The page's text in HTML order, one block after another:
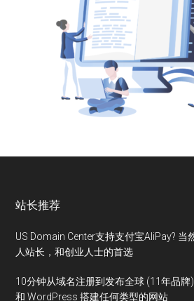
站长推荐
US Domain Center支持支付宝AliPay? 当
人站长，和创业人士的首选
10分钟从域名注册到发布全球 (11年品牌
和 WordPress 搭建任何类型的网站